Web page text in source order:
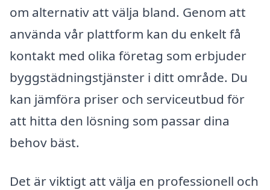
om alternativ att välja bland. Genom att
använda vår plattform kan du enkelt få
kontakt med olika företag som erbjuder
byggstädningstjänster i ditt område. Du
kan jämföra priser och serviceutbud för
att hitta den lösning som passar dina
behov bäst.
Det är viktigt att välja en professionell och